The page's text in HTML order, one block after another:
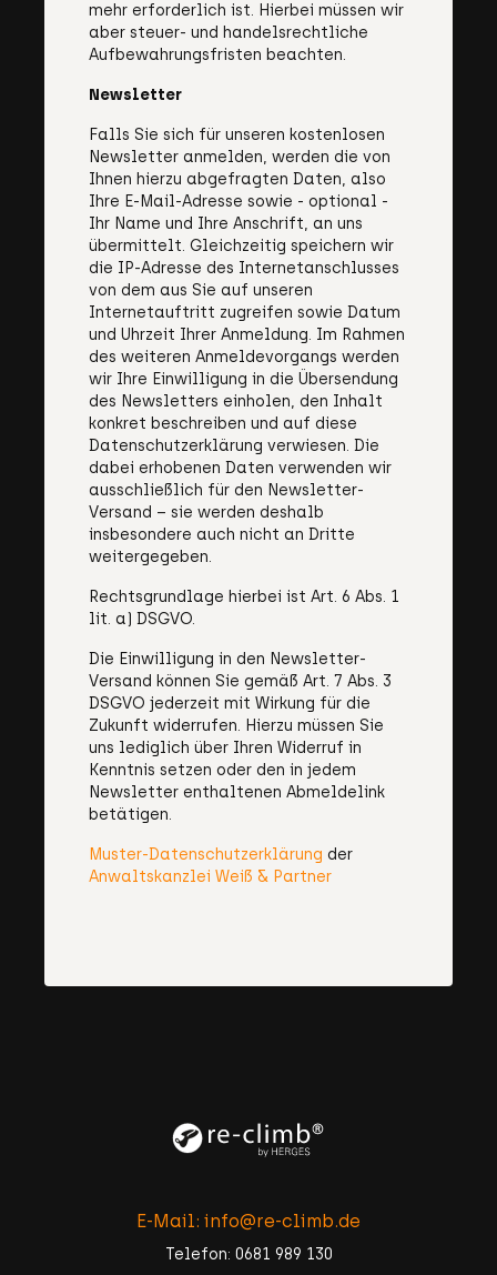
mehr erforderlich ist. Hierbei müssen wir
aber steuer- und handelsrechtliche
Aufbewahrungsfristen beachten.
Newsletter
Falls Sie sich für unseren kostenlosen
Newsletter anmelden, werden die von
Ihnen hierzu abgefragten Daten, also
Ihre E-Mail-Adresse sowie - optional -
Ihr Name und Ihre Anschrift, an uns
übermittelt. Gleichzeitig speichern wir
die IP-Adresse des Internetanschlusses
von dem aus Sie auf unseren
Internetauftritt zugreifen sowie Datum
und Uhrzeit Ihrer Anmeldung. Im Rahmen
des weiteren Anmeldevorgangs werden
wir Ihre Einwilligung in die Übersendung
des Newsletters einholen, den Inhalt
konkret beschreiben und auf diese
Datenschutzerklärung verwiesen. Die
dabei erhobenen Daten verwenden wir
ausschließlich für den Newsletter-
Versand – sie werden deshalb
insbesondere auch nicht an Dritte
weitergegeben.
Rechtsgrundlage hierbei ist Art. 6 Abs. 1
lit. a) DSGVO.
Die Einwilligung in den Newsletter-
Versand können Sie gemäß Art. 7 Abs. 3
DSGVO jederzeit mit Wirkung für die
Zukunft widerrufen. Hierzu müssen Sie
uns lediglich über Ihren Widerruf in
Kenntnis setzen oder den in jedem
Newsletter enthaltenen Abmeldelink
betätigen.
Muster-Datenschutzerklärung der
Anwaltskanzlei Weiß & Partner
E-Mail: info@re-climb.de
Telefon: 0681 989 130